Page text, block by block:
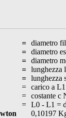
=
diametro
=
diametro
=
diametro
=
lunghezza
=
lunghezza
=
carico a L1
=
costante c
=
L0 - L1 =
0,10197